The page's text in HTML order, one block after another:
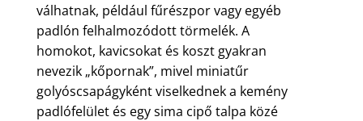
válhatnak, például fűrészpor vagy egyéb
padlón felhalmozódott törmelék. A
homokot, kavicsokat és koszt gyakran
nevezik „kőpornak”, mivel miniatűr
golyóscsapágyként viselkednek a kemény
padlófelület és egy sima cipő talpa közé